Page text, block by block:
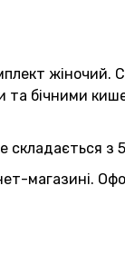
жіночий.
бічними
складається
магазині.